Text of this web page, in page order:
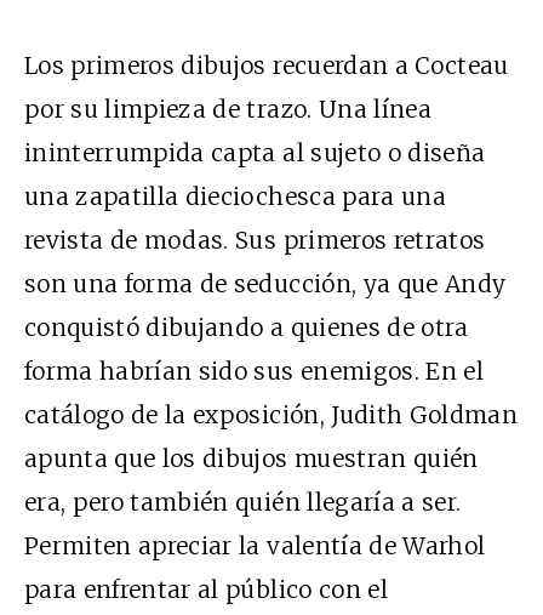
Los primeros dibujos recuerdan a Cocteau
por su limpieza de trazo. Una línea
ininterrumpida capta al sujeto o diseña
una zapatilla dieciochesca para una
revista de modas. Sus primeros retratos
son una forma de seducción, ya que Andy
conquistó dibujando a quienes de otra
forma habrían sido sus enemigos. En el
catálogo de la exposición, Judith Goldman
apunta que los dibujos muestran quién
era, pero también quién llegaría a ser.
Permiten apreciar la valentía de Warhol
para enfrentar al público con el